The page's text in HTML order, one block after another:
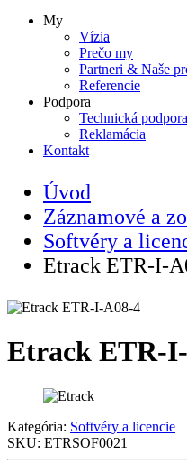
My
Vízia
Prečo my
Partneri & Naše
Referencie
Podpora
Technická podpora
Reklamácia
Kontakt
Úvod
Záznamové a
Softvéry a
Etrack ETR-I-
Etrack ETR-
Kategória: Softvéry a licencie
SKU: ETRSOF0021